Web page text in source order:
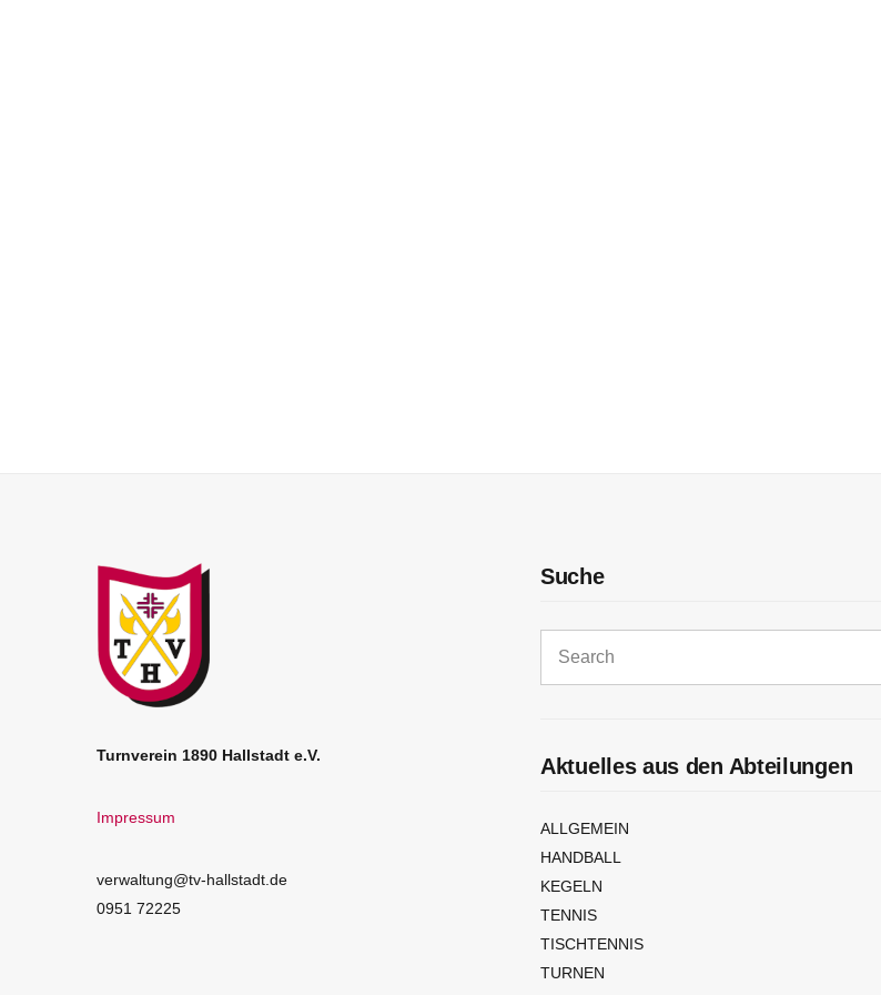
Turnverein 1890 Hallstadt e.V.
Impressum
verwaltung@tv-hallstadt.de
0951 72225
Suche
for:
Aktuelles aus den Abteilungen
ALLGEMEIN
HANDBALL
KEGELN
TENNIS
TISCHTENNIS
TURNEN